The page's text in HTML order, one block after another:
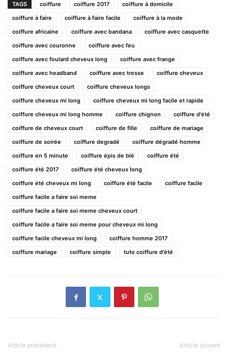
TAGS coiffure coiffure 2017
coiffure à domicile
coiffure à faire
coiffure à faire facile
coiffure à la mode
coiffure africaine
coiffure avec bandana
coiffure avec casquette
coiffure avec couronne
coiffure avec feu
coiffure avec foulard cheveux long
coiffure avec frange
coiffure avec headband
coiffure avec tresse
coiffure cheveux
coiffure cheveux court
coiffure cheveux longs
coiffure cheveux mi long
coiffure cheveux mi long facile et rapide
coiffure cheveux mi long homme
coiffure chignon
coiffure d'été
coiffure de cheveux court
coiffure de fille
coiffure de mariage
coiffure de soirée
coiffure degradé
coiffure dégradé homme
coiffure en 5 minute
coiffure épis de blé
coiffure été
coiffure été 2017
coiffure été cheveux long
coiffure été cheveux mi long
coiffure été facile
coiffure facile
coiffure facile a faire soi meme
coiffure facile a faire soi meme cheveux court
coiffure facile a faire soi meme pour cheveux mi long
coiffure facile cheveux mi long
coiffure homme 2017
coiffure mariage
coiffure simple tuto coiffure d'été
Article précédent Article suivant